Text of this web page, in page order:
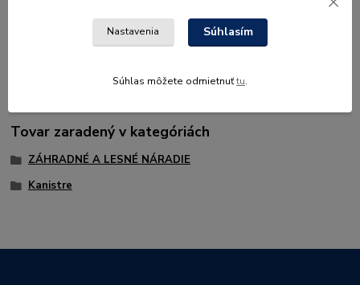
Pre kombikanistre STIHL. Automaticky sa uzavrie pri naplnení
nádrže a zabráni preliatiu. Veľmi pohodlné a čisté dopĺňanie
Tovar zaradený v kategóriách
ZÁHRADNÉ A LESNÉ NÁRADIE
Kanistre
Nastavenia Súhlasím
Súhlas môžete odmietnuťtu.